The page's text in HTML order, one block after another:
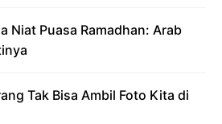
Niat Puasa Ramadhan: Arab
Tak Bisa Ambil Foto Kita di